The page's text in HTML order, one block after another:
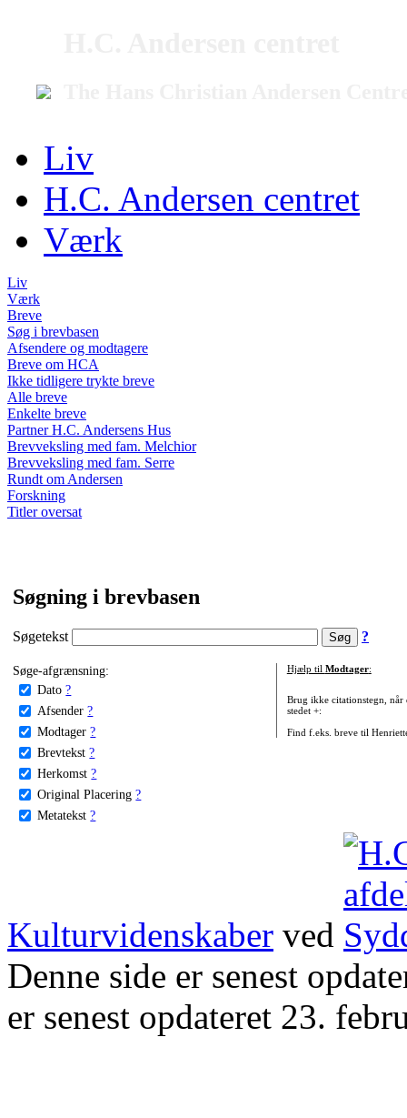
Liv
H.C. Andersen centret
Værk
Liv
Værk
Breve
Søg i brevbasen
Afsendere og modtagere
Breve om HCA
Ikke tidligere trykte breve
Alle breve
Enkelte breve
Partner H.C. Andersens Hus
Brevveksling med fam. Melchior
Brevveksling med fam. Serre
Rundt om Andersen
Forskning
Titler oversat
Søgning i brevbasen
Søgetekst ?
Søge-afgrænsning:
Dato ?
Afsender ?
Modtager ?
Brevtekst ?
Herkomst ?
Original Placering ?
Metatekst ?
Hjælp til Modtager:
Brug ikke citationstegn, når
stedet +:
Find f.eks. breve til
Kulturvidenskaber ved
Denne side er senest
er senest opdateret 23.